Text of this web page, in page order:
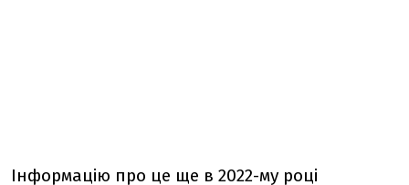
Інформацію про це ще в 2022-му році